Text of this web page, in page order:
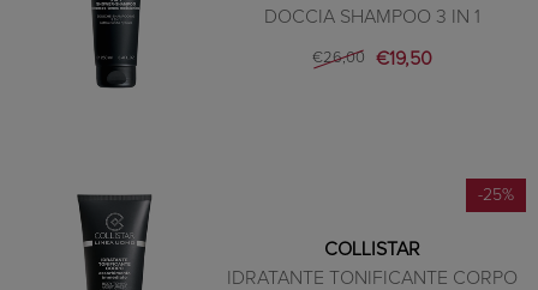
DOCCIA SHAMPOO 3 IN 1
€26,00 €19,50
-25%
COLLISTAR
IDRATANTE TONIFICANTE CORPO